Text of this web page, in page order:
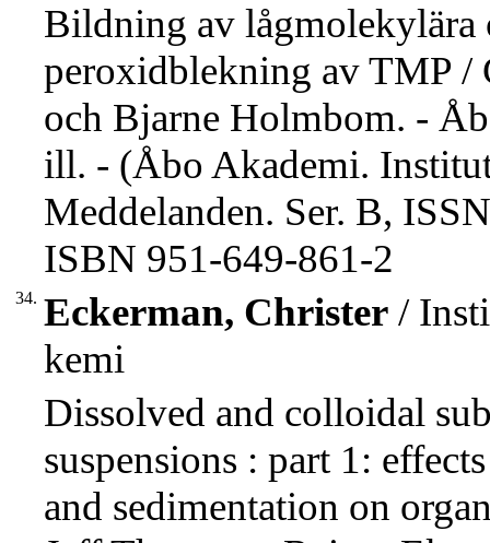
Bildning av lågmolekylära
peroxidblekning av TMP /
och Bjarne Holmbom. -
ill. - (Åbo Akademi.
Meddelanden. Ser. B,
ISBN 951-649-861-2
34. Eckerman, Christer /
kemi
Dissolved and colloidal
suspensions : part 1:
and sedimentation on